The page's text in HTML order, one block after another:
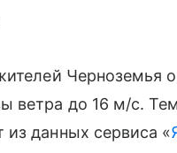
ветра до 16 м/с.
из данных сервиса «